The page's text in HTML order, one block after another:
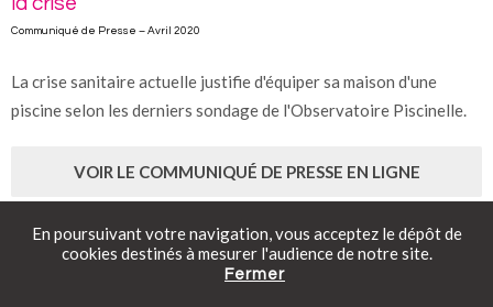
Communiqué de Presse – Avril 2020
La crise sanitaire actuelle justifie d'équiper sa maison d'une
piscine selon les derniers sondage de l'Observatoire Piscinelle.
VOIR LE COMMUNIQUÉ DE PRESSE EN LIGNE
TÉLÉCHARGER LE PDF
En poursuivant votre navigation, vous acceptez le dépôt de
cookies destinés à mesurer l'audience de notre site.
Fermer
Prendre rendez-vous